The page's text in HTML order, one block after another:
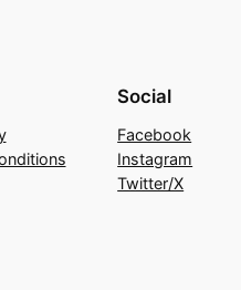
Social
Facebook
Instagram
Twitter/X